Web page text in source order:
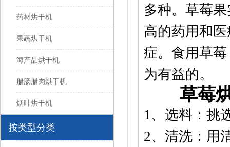
药材烘干机
果蔬烘干机
海产品烘干机
腊肠腊肉烘干机
烟叶烘干机
按类型分类
多种。草莓
高的药用和
症。食用草
为有益的。
草莓烘
1、选料：挑
2、清洗：用